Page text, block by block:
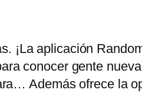
¡La aplicación
conocer gente
Además ofrece la